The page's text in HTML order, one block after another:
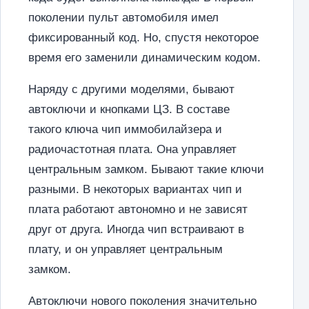
поколении пульт автомобиля имел
фиксированный код. Но, спустя некоторое
время его заменили динамическим кодом.
Наряду с другими моделями, бывают
автоключи и кнопками ЦЗ. В составе
такого ключа чип иммобилайзера и
радиочастотная плата. Она управляет
центральным замком. Бывают такие ключи
разными. В некоторых вариантах чип и
плата работают автономно и не зависят
друг от друга. Иногда чип встраивают в
плату, и он управляет центральным
замком.
Автоключи нового поколения значительно